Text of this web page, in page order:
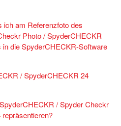
ich am Referenzfoto des
Photo / SpyderCHECKR
die SpyderCHECKR-Software
/ SpyderCHECKR 24
/ Spyder Checkr